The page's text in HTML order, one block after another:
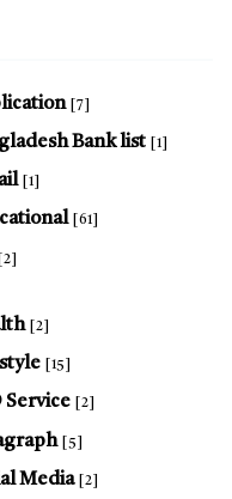
[7]
Bank list [1]
[1]
[61]
[2]
[2]
[15]
Service [2]
[5]
Media [2]